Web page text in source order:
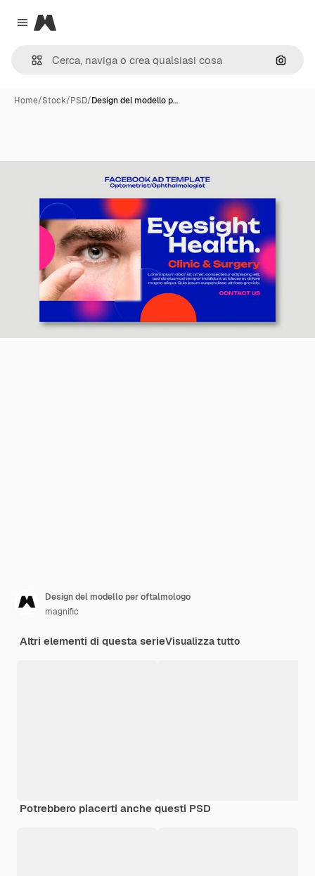
Close menu
Magnific
Cerca
Home/Stock/PSD/Design del modello p…
Design del modello per oftalmologo
magnific
Altri elementi di questa serieVisualizza tutto
Potrebbero piacerti anche questi PSD